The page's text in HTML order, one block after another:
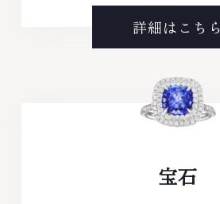
詳細はこちら
宝石